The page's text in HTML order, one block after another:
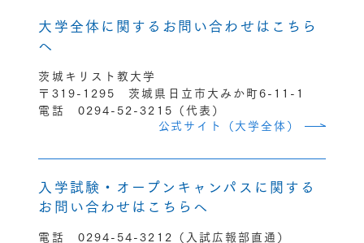
大学全体に関するお問い合わせはこちら
へ
茨城キリスト教大学
〒319-1295 茨城県日立市大みか町6-11-1
電話 0294-52-3215（代表）
公式サイト（大学全体）
入学試験・オープンキャンパスに関する
お問い合わせはこちらへ
電話 0294-54-3212（入試広報部直通）